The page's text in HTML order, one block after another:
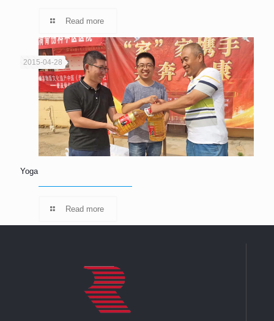
Read more
2015-04-28
Yoga
Read more